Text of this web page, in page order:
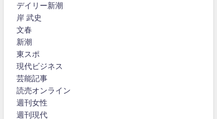
デイリー新潮
岸 武史
文春
新潮
東スポ
現代ビジネス
芸能記事
読売オンライン
週刊女性
週刊現代